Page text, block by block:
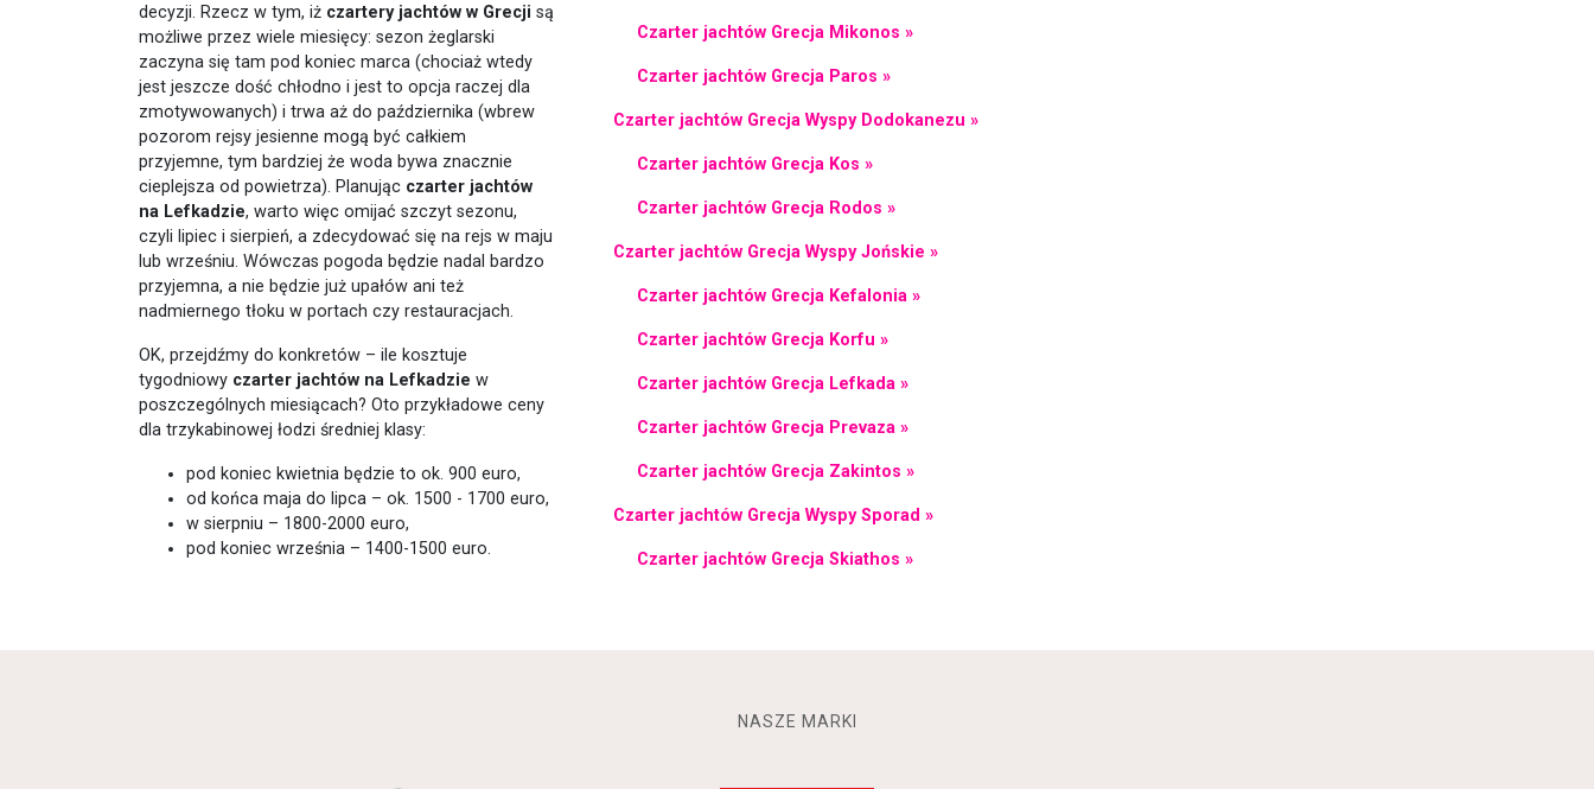
decyzji. Rzecz w tym, iż czartery jachtów w Grecji są
możliwe przez wiele miesięcy: sezon żeglarski
zaczyna się tam pod koniec marca (chociaż wtedy
jest jeszcze dość chłodno i jest to opcja raczej dla
zmotywowanych) i trwa aż do października (wbrew
pozorom rejsy jesienne mogą być całkiem
przyjemne, tym bardziej że woda bywa znacznie
cieplejsza od powietrza). Planując czarter jachtów
na Lefkadzie, warto więc omijać szczyt sezonu,
czyli lipiec i sierpień, a zdecydować się na rejs w maju
lub wrześniu. Wówczas pogoda będzie nadal bardzo
przyjemna, a nie będzie już upałów ani też
nadmiernego tłoku w portach czy restauracjach.
OK, przejdźmy do konkretów – ile kosztuje
tygodniowy czarter jachtów na Lefkadzie w
poszczególnych miesiącach? Oto przykładowe ceny
dla trzykabinowej łodzi średniej klasy:
pod koniec kwietnia będzie to ok. 900 euro,
od końca maja do lipca – ok. 1500 - 1700 euro,
w sierpniu – 1800-2000 euro,
pod koniec września – 1400-1500 euro.
Czarter jachtów Grecja Mikonos »
Czarter jachtów Grecja Paros »
Czarter jachtów Grecja Wyspy Dodokanezu »
Czarter jachtów Grecja Kos »
Czarter jachtów Grecja Rodos »
Czarter jachtów Grecja Wyspy Jońskie »
Czarter jachtów Grecja Kefalonia »
Czarter jachtów Grecja Korfu »
Czarter jachtów Grecja Lefkada »
Czarter jachtów Grecja Prevaza »
Czarter jachtów Grecja Zakintos »
Czarter jachtów Grecja Wyspy Sporad »
Czarter jachtów Grecja Skiathos »
NASZE MARKI